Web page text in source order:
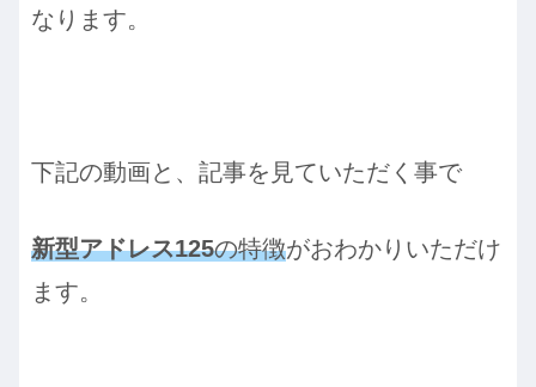
なります。
下記の動画と、記事を見ていただく事で
新型アドレス125の特徴がおわかりいただけ
ます。